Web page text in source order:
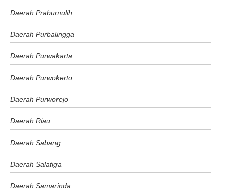
Daerah Prabumulih
Daerah Purbalingga
Daerah Purwakarta
Daerah Purwokerto
Daerah Purworejo
Daerah Riau
Daerah Sabang
Daerah Salatiga
Daerah Samarinda